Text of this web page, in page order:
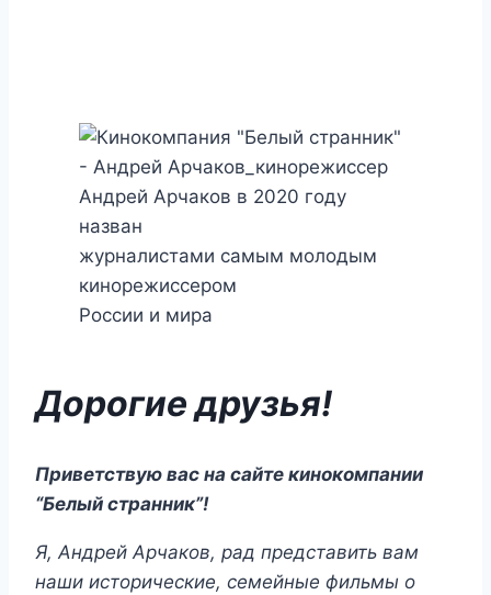
Андрей Арчаков в 2020 году
назван
журналистами самым молодым
кинорежиссером
России и мира
Дорогие друзья!
Приветствую вас на сайте кинокомпании
“Белый странник”!
Я, Андрей Арчаков, рад представить вам
наши исторические, семейные фильмы о